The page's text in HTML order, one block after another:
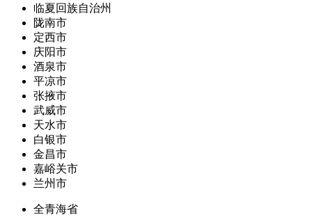
临夏回族自治州
陇南市
定西市
庆阳市
酒泉市
平凉市
张掖市
武威市
天水市
白银市
金昌市
嘉峪关市
兰州市
全青海省